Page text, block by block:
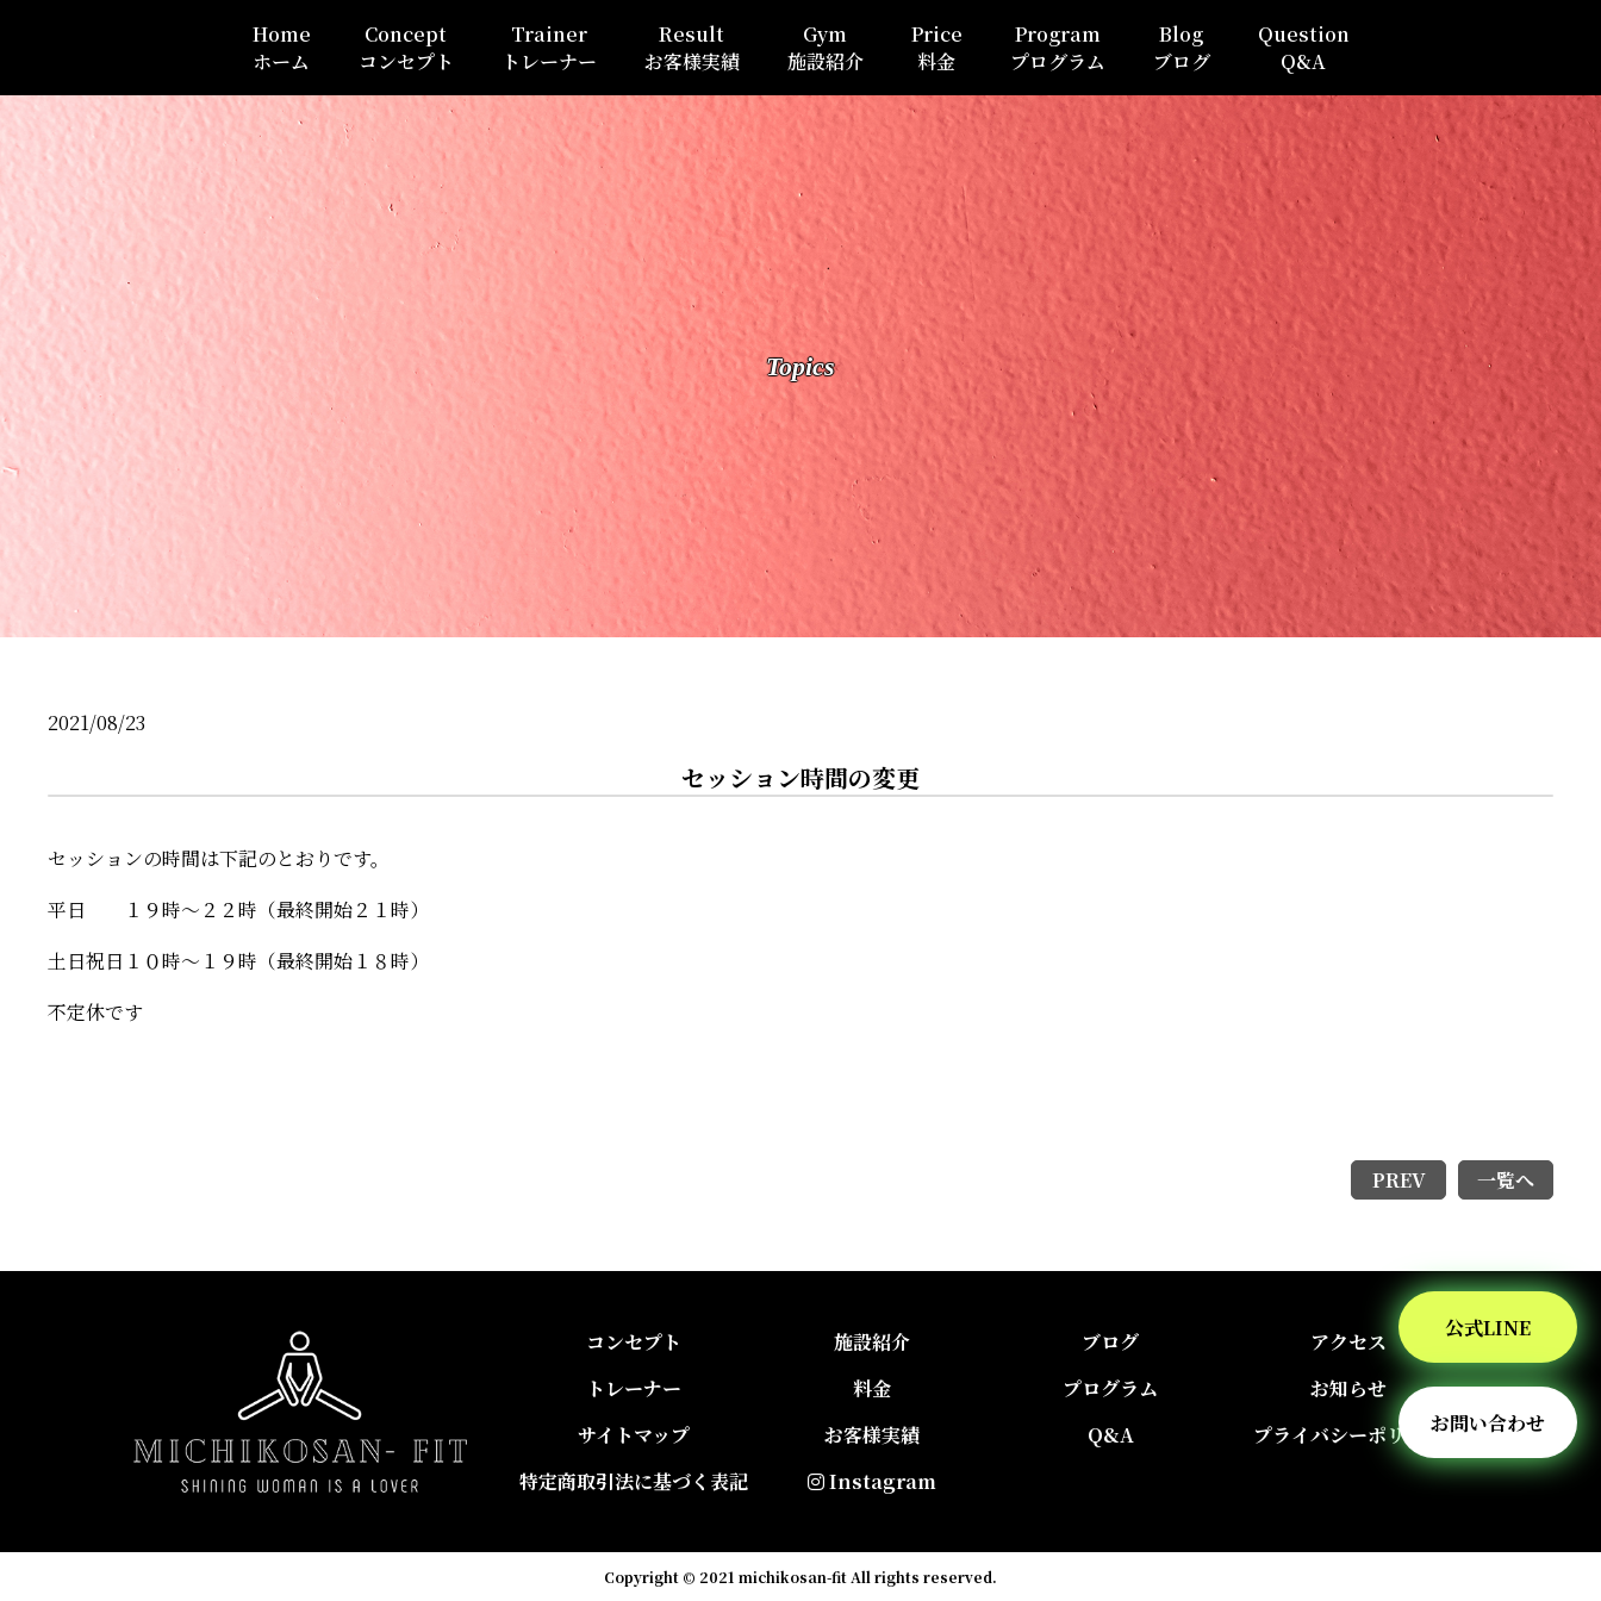
公式LINE
お問い合わせ
Home
ホーム
Concept
コンセプト
Trainer
トレーナー
Result
お客様実績
Gym
施設紹介
Price
料金
Program
プログラム
Blog
ブログ
Question
Q&A
Topics
2021/08/23
セッション時間の変更
セッションの時間は下記のとおりです。
平日 １９時～２２時（最終開始２１時）
土日祝日１０時～１９時（最終開始１８時）
不定休です
PREV 一覧へ
コンセプト 施設紹介 ブログ
アクセス
トレーナー
料金 プログラム
お知らせ
サイトマップ
お客様実績 Q&A
プライバシーポリシー
特定商取引法に基づく表記
Instagram
Copyright © 2021 michikosan-fit All rights reserved.